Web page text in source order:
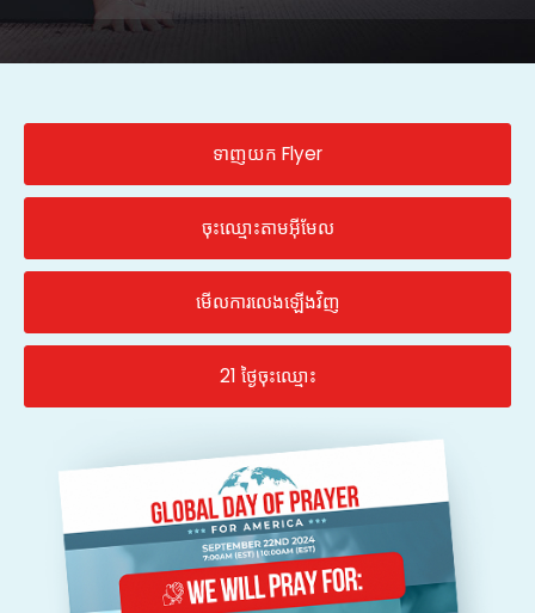
ទាញយក Flyer
ចុះឈ្មោះតាមអ៊ីមែល
មើលការលេងឡើងវិញ
21 ថ្ងៃចុះឈ្មោះ